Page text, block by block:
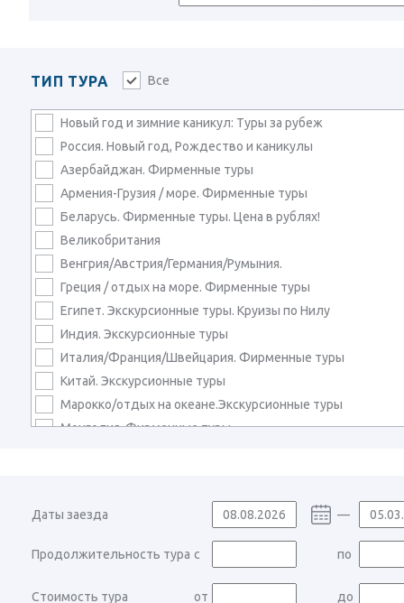
ТИП ТУРА Все
Новый год и зимние каникул: Туры за рубеж
Россия. Новый год, Рождество и каникулы
Азербайджан. Фирменные туры
Армения-Грузия / море. Фирменные туры
Беларусь. Фирменные туры. Цена в рублях!
Великобритания
Венгрия/Австрия/Германия/Румыния.
Греция / отдых на море. Фирменные туры
Египет. Экскурсионные туры. Круизы по Нилу
Индия. Экскурсионные туры
Италия/Франция/Швейцария. Фирменные туры
Китай. Экскурсионные туры
Марокко/отдых на океане.Экскурсионные туры
Монголия. Фирменные туры
Турция / отдых на море. Фирменные туры
Узбекистан. Экскурсионные туры
Россия. Алтай. Байкал. Сибирь
Россия. Архангельск
Даты заезда —
Продолжительность тура с по
Стоимость тура от до